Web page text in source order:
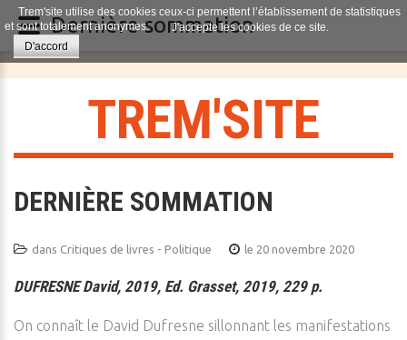
TREM'SITE
DERNIÈRE SOMMATION
dans Critiques de livres - Politique le 20 novembre 2020
DUFRESNE David, 2019, Ed. Grasset, 2019, 229 p.
On connaît le David Dufresne sillonnant les manifestations
Trem'site utilise des cookies ceux-ci permettent l’établissement de statistiques
et sont totalement anonymes.
J'accepte les cookies de ce site.
D'accord
Dernière sommation